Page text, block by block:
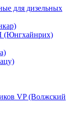
для дизельных
(Юнгхайнрих)
VP (Волжский